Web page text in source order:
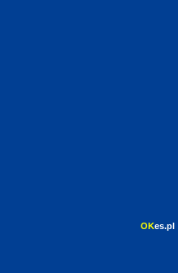
OKes.pl